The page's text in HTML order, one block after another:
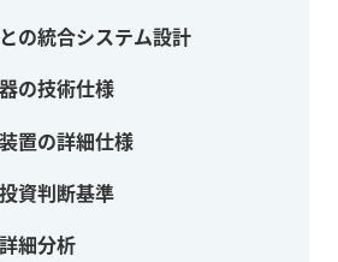
の統合システム設計
の技術仕様
置の詳細仕様
資判断基準
細分析